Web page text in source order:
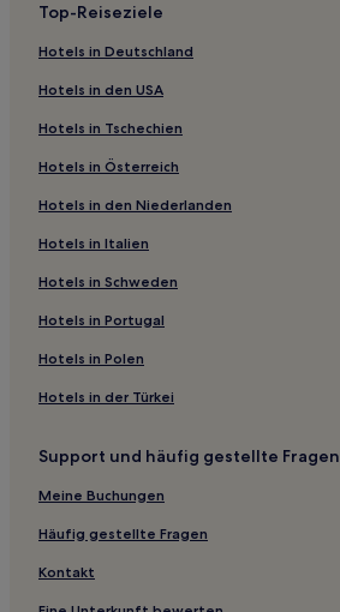
Top-Reiseziele
Hotels in Deutschland
Hotels in den USA
Hotels in Tschechien
Hotels in Österreich
Hotels in den Niederlanden
Hotels in Italien
Hotels in Schweden
Hotels in Portugal
Hotels in Polen
Hotels in der Türkei
Support und häufig gestellte Fragen
Meine Buchungen
Häufig gestellte Fragen
Kontakt